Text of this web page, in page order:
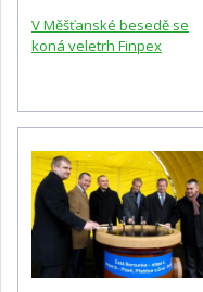
V Měšťanské besedě se
koná veletrh Finpex